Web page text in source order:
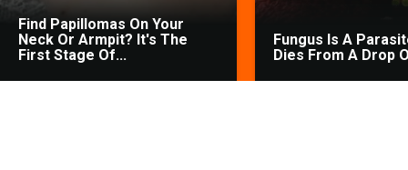
Find Papillomas On Your
Neck Or Armpit? It's The
First Stage Of...
Fungus Is A
Dies From A Drop